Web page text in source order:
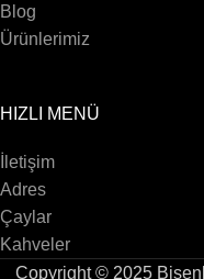
Blog
Ürünlerimiz
HIZLI MENÜ
İletişim
Adres
Çaylar
Kahveler
Copyright © 2025